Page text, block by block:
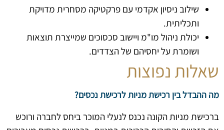
שילוב ניסיון אקדמי עם פרקטיקה מסחרית מדויקת
ותכליתית.
יכולת ניהול מו"מ ויישוב סכסוכים שמייצרת תוצאות
ושומרת על יחסיהם של הצדדים.
שאלות נפוצות
מה ההבדל בין רכישת מניות לרכישת נכסים?
ברכישת מניות הקונה נכנס לנעלי המוכר ביחס לחברה ורוכש